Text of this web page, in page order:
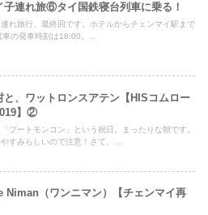
子連れ旅⑥タイ国鉄寝台列車に乗る！
れ旅行、最終回です。ホテルからチェンマイ駅まで
の発車時刻は18:00。...
と、ワットロンスアテン【HISコムロー
】②
プートモンコン」という祝日。まったりな朝です。
すみらしいので注意！さて、...
Niman（ワンニマン）【チェンマイ再